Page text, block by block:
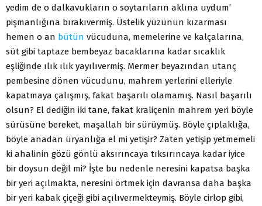
yedim de o dalkavukların o soytarıların aklına uydum’
pişmanlığına bırakıvermiş. Üstelik yüzünün kızarması
hemen o an bütün vücuduna, memelerine ve kalçalarına,
süt gibi taptaze bembeyaz bacaklarına kadar sıcaklık
eşliğinde ılık ılık yayılıvermiş. Mermer beyazından utanç
pembesine dönen vücudunu, mahrem yerlerini elleriyle
kapatmaya çalışmış, fakat başarılı olamamış. Nasıl başarılı
olsun? El dediğin iki tane, fakat kraliçenin mahrem yeri böyle
sürüsüne bereket, maşallah bir sürüymüş. Böyle çıplaklığa,
böyle anadan üryanlığa el mi yetişir? Zaten yetişip yetmemeli
ki ahalinin gözü gönlü aksırıncaya tıksırıncaya kadar iyice
bir doysun değil mi? İşte bu nedenle neresini kapatsa başka
bir yeri açılmakta, neresini örtmek için davransa daha başka
bir yeri kabak çiçeği gibi açılıvermekteymiş. Böyle cirlop gibi,